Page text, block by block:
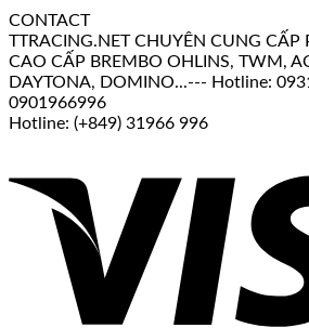
CONTACT
TTRACING.NET CHUYÊN CUNG
CAO CẤP BREMBO OHLINS, TWM,
DAYTONA, DOMINO...--- Hotline:
0901966996
Hotline: (+849) 31966 996